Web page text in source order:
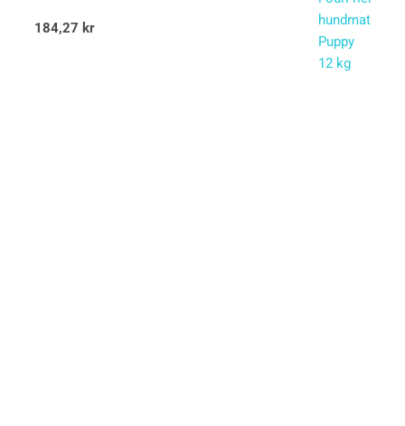
Betygsatt
5.00
184,27 kr